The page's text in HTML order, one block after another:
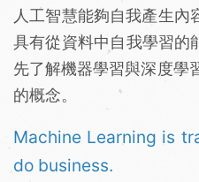
人工智慧能夠自我產生內
具有從資料中自我學習的
先了解機器學習與深度學
的概念。
Machine Learning is
do business.